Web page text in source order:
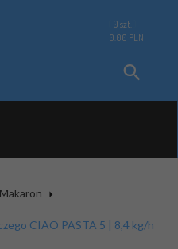
0 szt.
0.00 PLN
Makaron
CIAO PASTA 5 | 8,4 kg/h